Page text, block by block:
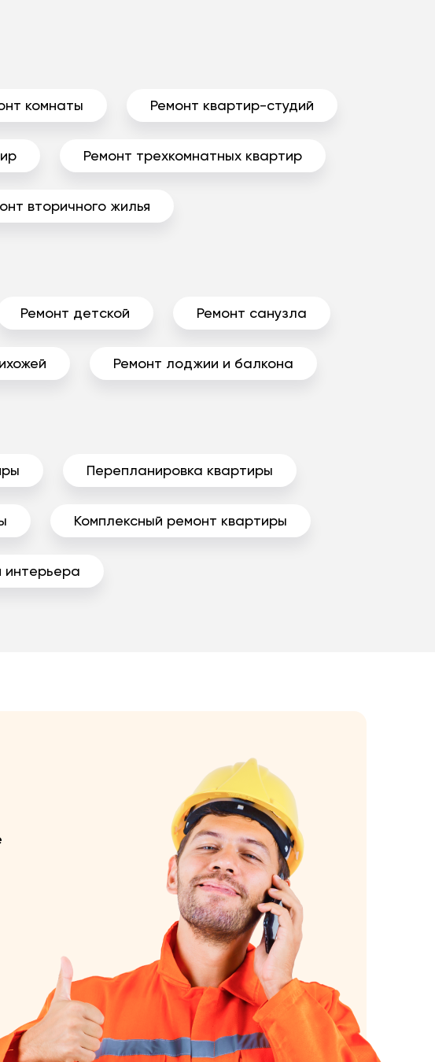
комнаты Ремонт квартир-студий
Ремонт трехкомнатных квартир
вторичного жилья
Ремонт детской Ремонт санузла
Ремонт лоджии и балкона
Перепланировка квартиры
Комплексный ремонт квартиры
интерьера